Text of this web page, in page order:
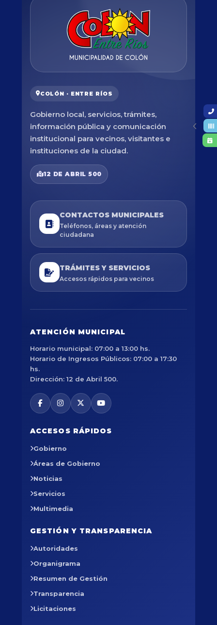
COLÓN · ENTRE RÍOS
Gobierno local, servicios, trámites,
información pública y comunicación
institucional para vecinos, visitantes e
instituciones de la ciudad.
12 DE ABRIL 500
CONTACTOS MUNICIPALES
Teléfonos, áreas y atención
ciudadana
TRÁMITES Y SERVICIOS
Accesos rápidos para vecinos
ATENCIÓN MUNICIPAL
Horario municipal: 07:00 a 13:00 hs.
Horario de Ingresos Públicos: 07:00 a 17:30
hs.
Dirección: 12 de Abril 500.
ACCESOS RÁPIDOS
Gobierno
Áreas de Gobierno
Noticias
Servicios
Multimedia
GESTIÓN Y TRANSPARENCIA
Autoridades
Organigrama
Resumen de Gestión
Transparencia
Licitaciones